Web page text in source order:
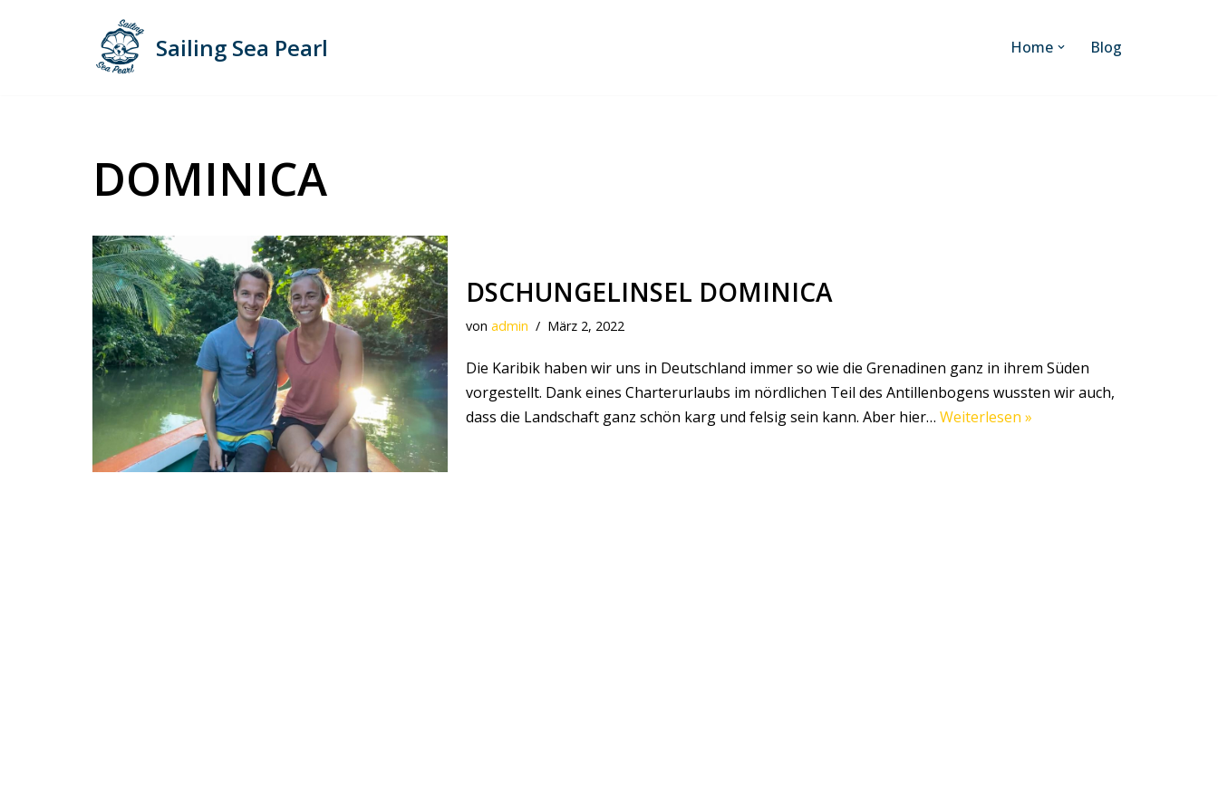
Sailing Sea Pearl Home Blog
DOMINICA
DSCHUNGELINSEL DOMINICA
von admin März 2, 2022
Die Karibik haben wir uns in Deutschland immer so wie die Grenadinen ganz in ihrem Süden
vorgestellt. Dank eines Charterurlaubs im nördlichen Teil des Antillenbogens wussten wir auch,
dass die Landschaft ganz schön karg und felsig sein kann. Aber hier… Weiterlesen »